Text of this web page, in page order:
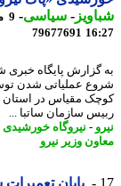
-سیاسی-
79677691
پایگاه خبری
عملیاتی شدن توسعه
مقیاس در استان است
سازمان ساتبا ...
-نیروگاه خورشیدی-
وزیر نیرو
پایان تعمیرات